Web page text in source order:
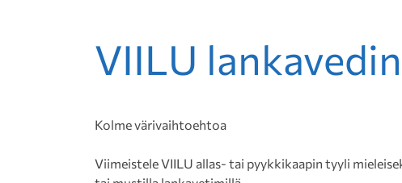
VIILU lankavedin
Kolme värivaihtoehtoa
Viimeistele VIILU allas- tai pyykkikaapin tyyli